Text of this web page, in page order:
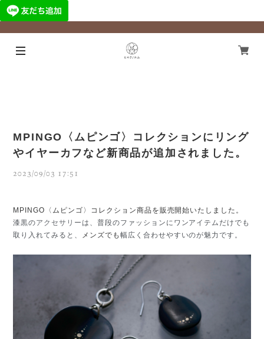
MPINGO〈ムピンゴ〉コレクションにリング
やイヤーカフなど新商品が追加されました。
2023/09/03 17:51
MPINGO〈ムピンゴ〉コレクション商品を販売開始いたしました。
漆黒のアクセサリーは、普段のファッションにワンアイテムだけでも
取り入れてみると、
メンズでも 幅広く合わせやすいのが魅力です。